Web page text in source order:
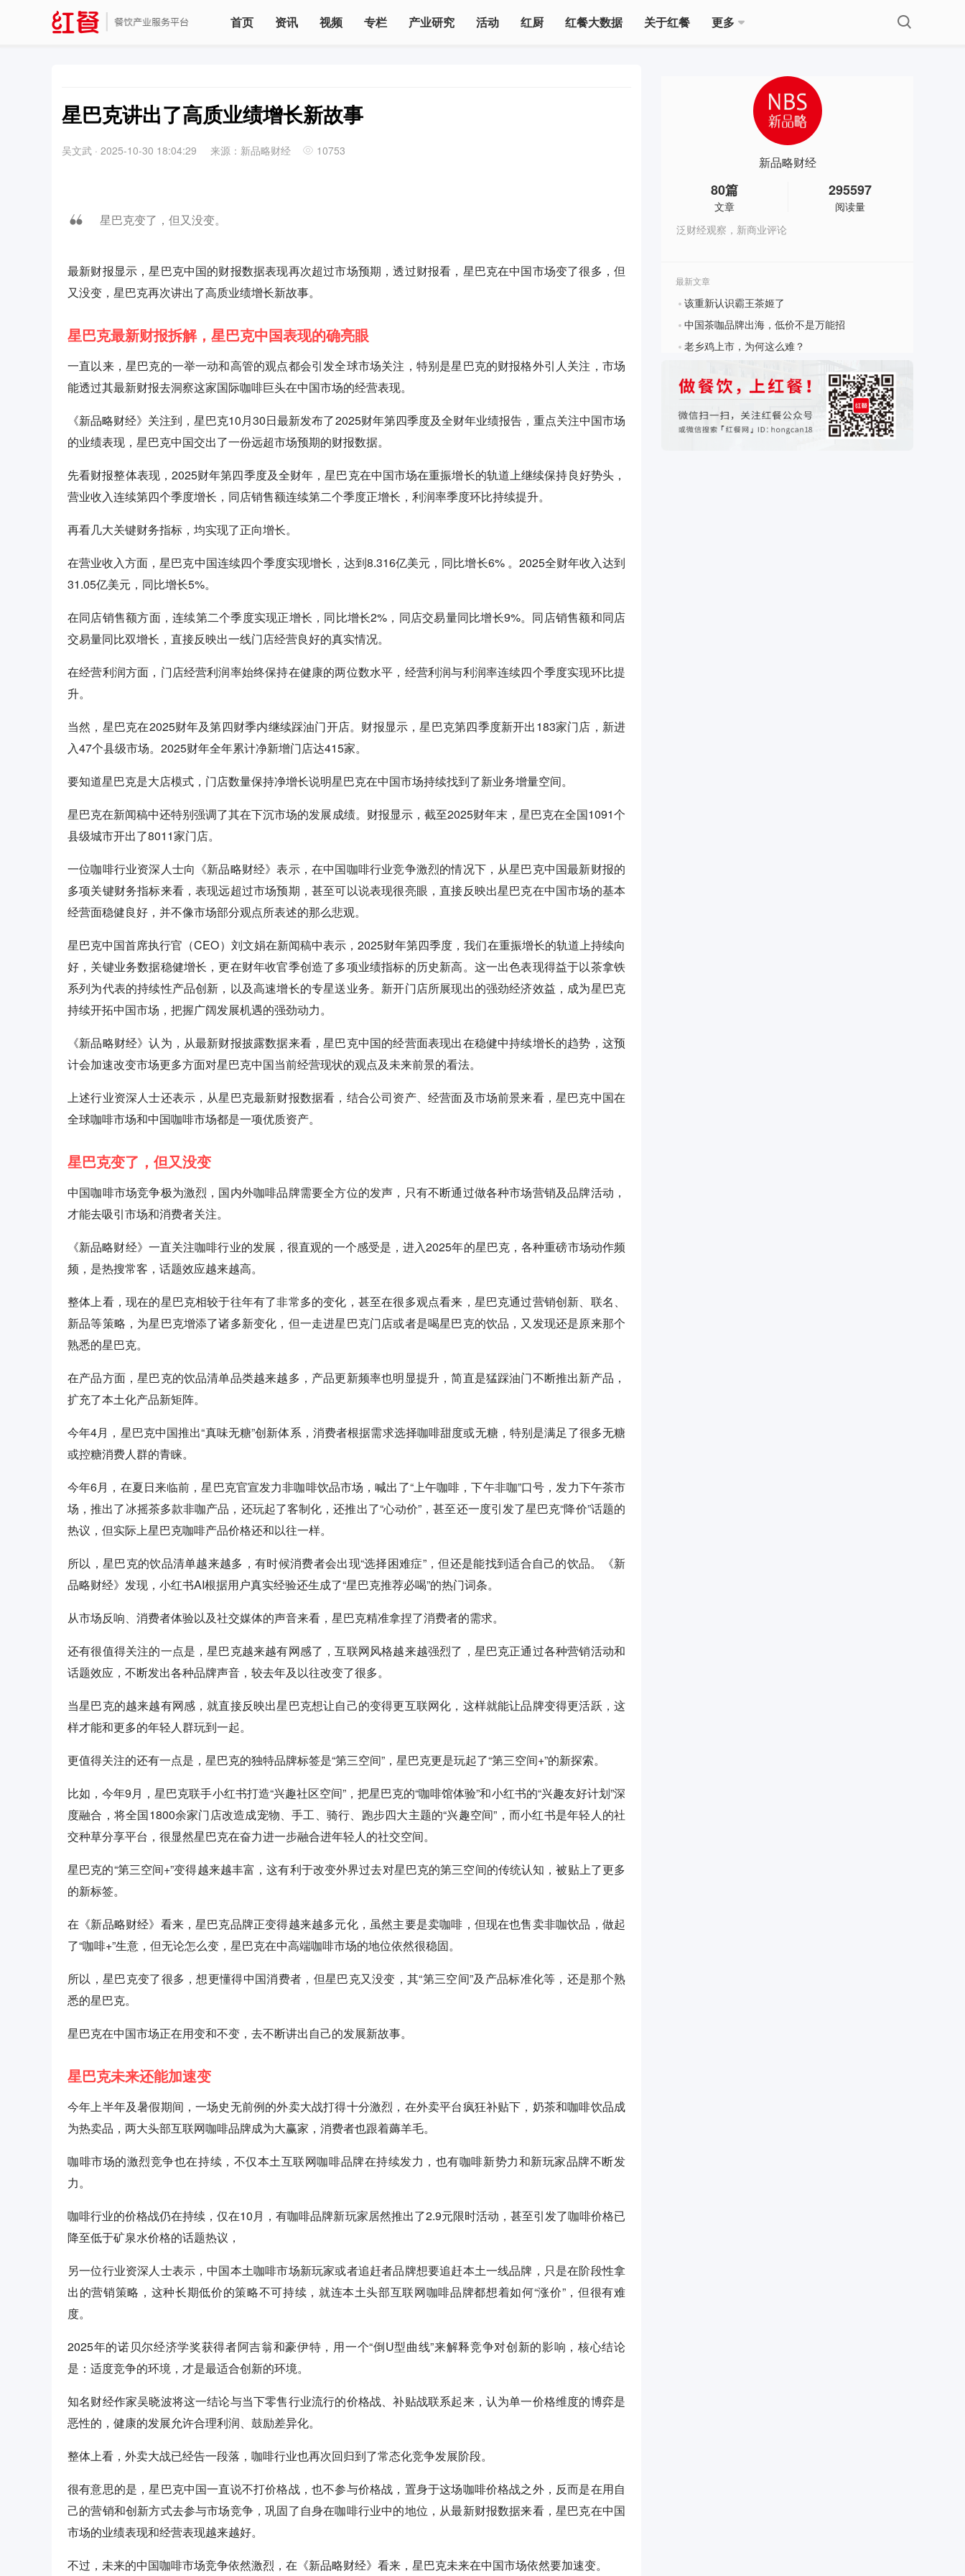
首页 资讯 视频 专栏 产业研究 活动 红厨 红餐大数据 关于红餐 更多
星巴克讲出了高质业绩增长新故事
吴文武 · 2025-10-30 18:04:29 来源：新品略财经 10753
星巴克变了，但又没变。‍‍‍‍‍‍‍‍‍‍‍‍‍‍‍‍‍‍‍‍‍‍‍‍‍‍‍‍‍‍‍‍‍‍‍‍
最新财报显示，星巴克中国的财报数据表现再次超过市场预期，透过财报看，星巴克在中国市场变了很多，但
又没变，星巴克再次讲出了高质业绩增长新故事。
星巴克最新财报拆解，星巴克中国表现的确亮眼
一直以来，星巴克的一举一动和高管的观点都会引发全球市场关注，特别是星巴克的财报格外引人关注，市场
能透过其最新财报去洞察这家国际咖啡巨头在中国市场的经营表现。
《新品略财经》关注到，星巴克10月30日最新发布了2025财年第四季度及全财年业绩报告，重点关注中国市场
的业绩表现，星巴克中国交出了一份远超市场预期的财报数据。
先看财报整体表现，2025财年第四季度及全财年，星巴克在中国市场在重振增长的轨道上继续保持良好势头，
营业收入连续第四个季度增长，同店销售额连续第二个季度正增长，利润率季度环比持续提升。
再看几大关键财务指标，均实现了正向增长。
在营业收入方面，星巴克中国连续四个季度实现增长，达到8.316亿美元，同比增长6% 。2025全财年收入达到
31.05亿美元，同比增长5%。
在同店销售额方面，连续第二个季度实现正增长，同比增长2%，同店交易量同比增长9%。同店销售额和同店
交易量同比双增长，直接反映出一线门店经营良好的真实情况。
在经营利润方面，门店经营利润率始终保持在健康的两位数水平，经营利润与利润率连续四个季度实现环比提
升。
当然，星巴克在2025财年及第四财季内继续踩油门开店。财报显示，星巴克第四季度新开出183家门店，新进
入47个县级市场。2025财年全年累计净新增门店达415家。
要知道星巴克是大店模式，门店数量保持净增长说明星巴克在中国市场持续找到了新业务增量空间。
星巴克在新闻稿中还特别强调了其在下沉市场的发展成绩。财报显示，截至2025财年末，星巴克在全国1091个
县级城市开出了8011家门店。
一位咖啡行业资深人士向《新品略财经》表示，在中国咖啡行业竞争激烈的情况下，从星巴克中国最新财报的
多项关键财务指标来看，表现远超过市场预期，甚至可以说表现很亮眼，直接反映出星巴克在中国市场的基本
经营面稳健良好，并不像市场部分观点所表述的那么悲观。
星巴克中国首席执行官（CEO）刘文娟在新闻稿中表示，2025财年第四季度，我们在重振增长的轨道上持续向
好，关键业务数据稳健增长，更在财年收官季创造了多项业绩指标的历史新高。这一出色表现得益于以茶拿铁
系列为代表的持续性产品创新，以及高速增长的专星送业务。新开门店所展现出的强劲经济效益，成为星巴克
持续开拓中国市场，把握广阔发展机遇的强劲动力。
《新品略财经》认为，从最新财报披露数据来看，星巴克中国的经营面表现出在稳健中持续增长的趋势，这预
计会加速改变市场更多方面对星巴克中国当前经营现状的观点及未来前景的看法。
上述行业资深人士还表示，从星巴克最新财报数据看，结合公司资产、经营面及市场前景来看，星巴克中国在
全球咖啡市场和中国咖啡市场都是一项优质资产。
星巴克变了，但又没变
中国咖啡市场竞争极为激烈，国内外咖啡品牌需要全方位的发声，只有不断通过做各种市场营销及品牌活动，
才能去吸引市场和消费者关注。
《新品略财经》一直关注咖啡行业的发展，很直观的一个感受是，进入2025年的星巴克，各种重磅市场动作频
频，是热搜常客，话题效应越来越高。
整体上看，现在的星巴克相较于往年有了非常多的变化，甚至在很多观点看来，星巴克通过营销创新、联名、
新品等策略，为星巴克增添了诸多新变化，但一走进星巴克门店或者是喝星巴克的饮品，又发现还是原来那个
熟悉的星巴克。
在产品方面，星巴克的饮品清单品类越来越多，产品更新频率也明显提升，简直是猛踩油门不断推出新产品，
扩充了本土化产品新矩阵。
今年4月，星巴克中国推出“真味无糖”创新体系，消费者根据需求选择咖啡甜度或无糖，特别是满足了很多无糖
或控糖消费人群的青睐。
今年6月，在夏日来临前，星巴克官宣发力非咖啡饮品市场，喊出了“上午咖啡，下午非咖”口号，发力下午茶市
场，推出了冰摇茶多款非咖产品，还玩起了客制化，还推出了“心动价”，甚至还一度引发了星巴克“降价”话题的
热议，但实际上星巴克咖啡产品价格还和以往一样。
所以，星巴克的饮品清单越来越多，有时候消费者会出现“选择困难症”，但还是能找到适合自己的饮品。《新
品略财经》发现，小红书AI根据用户真实经验还生成了“星巴克推荐必喝”的热门词条。
从市场反响、消费者体验以及社交媒体的声音来看，星巴克精准拿捏了消费者的需求。
还有很值得关注的一点是，星巴克越来越有网感了，互联网风格越来越强烈了，星巴克正通过各种营销活动和
话题效应，不断发出各种品牌声音，较去年及以往改变了很多。
当星巴克的越来越有网感，就直接反映出星巴克想让自己的变得更互联网化，这样就能让品牌变得更活跃，这
样才能和更多的年轻人群玩到一起。
更值得关注的还有一点是，星巴克的独特品牌标签是“第三空间”，星巴克更是玩起了“第三空间+”的新探索。
比如，今年9月，星巴克联手小红书打造“兴趣社区空间”，把星巴克的“咖啡馆体验”和小红书的“兴趣友好计划”深
度融合，将全国1800余家门店改造成宠物、手工、骑行、跑步四大主题的“兴趣空间”，而小红书是年轻人的社
交种草分享平台，很显然星巴克在奋力进一步融合进年轻人的社交空间。
星巴克的“第三空间+”变得越来越丰富，这有利于改变外界过去对星巴克的第三空间的传统认知，被贴上了更多
的新标签。
在《新品略财经》看来，星巴克品牌正变得越来越多元化，虽然主要是卖咖啡，但现在也售卖非咖饮品，做起
了“咖啡+”生意，但无论怎么变，星巴克在中高端咖啡市场的地位依然很稳固。
所以，星巴克变了很多，想更懂得中国消费者，但星巴克又没变，其“第三空间”及产品标准化等，还是那个熟
悉的星巴克。
星巴克在中国市场正在用变和不变，去不断讲出自己的发展新故事。
星巴克未来还能加速变
今年上半年及暑假期间，一场史无前例的外卖大战打得十分激烈，在外卖平台疯狂补贴下，奶茶和咖啡饮品成
为热卖品，两大头部互联网咖啡品牌成为大赢家，消费者也跟着薅羊毛。
咖啡市场的激烈竞争也在持续，不仅本土互联网咖啡品牌在持续发力，也有咖啡新势力和新玩家品牌不断发
力。
咖啡行业的价格战仍在持续，仅在10月，有咖啡品牌新玩家居然推出了2.9元限时活动，甚至引发了咖啡价格已
降至低于矿泉水价格的话题热议，
另一位行业资深人士表示，中国本土咖啡市场新玩家或者追赶者品牌想要追赶本土一线品牌，只是在阶段性拿
出的营销策略，这种长期低价的策略不可持续，就连本土头部互联网咖啡品牌都想着如何“涨价”，但很有难
度。
2025年的诺贝尔经济学奖获得者阿吉翁和豪伊特，用一个“倒U型曲线”来解释竞争对创新的影响，核心结论
是：适度竞争的环境，才是最适合创新的环境。
知名财经作家吴晓波将这一结论与当下零售行业流行的价格战、补贴战联系起来，认为单一价格维度的博弈是
恶性的，健康的发展允许合理利润、鼓励差异化。
整体上看，外卖大战已经告一段落，咖啡行业也再次回归到了常态化竞争发展阶段。
很有意思的是，星巴克中国一直说不打价格战，也不参与价格战，置身于这场咖啡价格战之外，反而是在用自
己的营销和创新方式去参与市场竞争，巩固了自身在咖啡行业中的地位，从最新财报数据来看，星巴克在中国
市场的业绩表现和经营表现越来越好。
不过，未来的中国咖啡市场竞争依然激烈，在《新品略财经》看来，星巴克未来在中国市场依然要加速变。
新品略财经
80篇
文章
295597
阅读量
泛财经观察，新商业评论
最新文章
? 该重新认识霸王茶姬了
? 中国茶咖品牌出海，低价不是万能招
? 老乡鸡上市，为何这么难？‍‍‍‍‍‍‍‍‍‍‍‍‍‍‍‍‍‍‍‍‍‍‍‍‍‍‍‍‍‍‍‍‍‍‍‍